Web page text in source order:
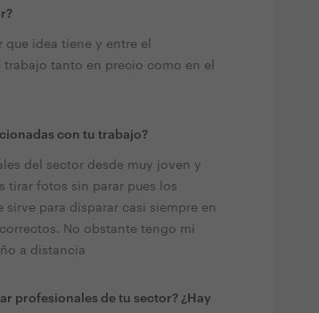
idea tiene y entre el
tanto en precio como en el
con tu trabajo?
del sector desde muy joven y
tirar fotos sin parar pues los
para disparar casi siempre en
No obstante tengo mi
a distancia
profesionales de tu sector? ¿Hay